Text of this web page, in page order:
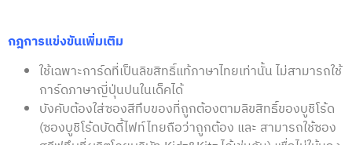
กฎการแข่งขันเพิ่มเติม
ใช้เฉพาะการ์ดที่เป็นลิขสิทธิ์แท้ภาษาไทยเท่านั้น ไม่สามารถใช้
การ์ดภาษาญี่ปุ่นปนในเด็คได้
บังคับต้องใส่ซองสีทึบของที่ถูกต้องตามลิขสิทธิ์ของบูชิโร้ด
(ซองบูชิโร้ดบัดดี้ไฟท์ไทยถือว่าถูกต้อง และ สามารถใช้ซอง